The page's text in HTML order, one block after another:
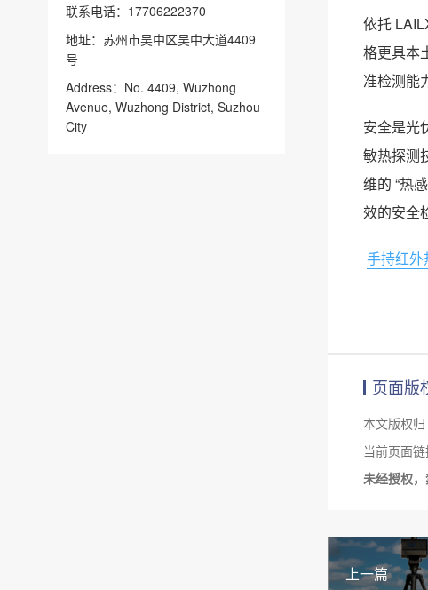
联系电话：17706222370
地址：苏州市吴中区吴中大道4409
号
Address：No. 4409, Wuzhong
Avenue, Wuzhong District, Suzhou
City
依托
格更具本
准检测能
安全是光
敏热探测
维的 “热
效的安全
手持红外
页面版
本文版权归
当前页面
未经授权
上一篇